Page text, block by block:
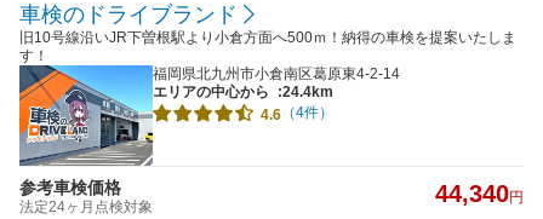
車検のドライブランド
旧10号線沿いJR下曽根駅より小倉方面へ500ｍ！納得の車検を提案いたしま
す！
福岡県北九州市小倉南区葛原東4-2-14
エリアの中心から
:24.4km
4.6 （4件）
参考車検価格
法定24ヶ月点検対象 44,340円